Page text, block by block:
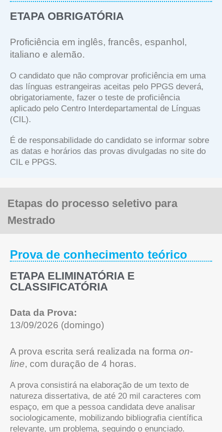
ETAPA OBRIGATÓRIA
Proficiência em inglês, francês, espanhol,
italiano e alemão.
O candidato que não comprovar proficiência em uma
das línguas estrangeiras aceitas pelo PPGS deverá,
obrigatoriamente, fazer o teste de proficiência
aplicado pelo Centro Interdepartamental de Línguas
(CIL).
É de responsabilidade do candidato se informar sobre
as datas e horários das provas divulgadas no site do
CIL e PPGS.
Etapas do processo seletivo para
Mestrado
Prova de conhecimento teórico
ETAPA ELIMINATÓRIA E
CLASSIFICATÓRIA
Data da Prova:
13/09/2026 (domingo)
A prova escrita será realizada na forma on-
line, com duração de 4 horas.
A prova consistirá na elaboração de um texto de
natureza dissertativa, de até 20 mil caracteres com
espaço, em que a pessoa candidata deve analisar
sociologicamente, mobilizando bibliografia científica
relevante, um problema, seguindo o enunciado.